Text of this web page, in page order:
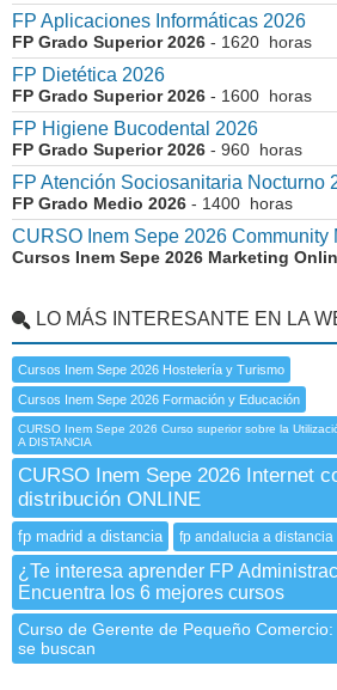
FP Aplicaciones Informáticas 2026
FP Grado Superior 2026 - 1620 horas
FP Dietética 2026
FP Grado Superior 2026 - 1600 horas
FP Higiene Bucodental 2026
FP Grado Superior 2026 - 960 horas
FP Atención Sociosanitaria Nocturno
FP Grado Medio 2026 - 1400 horas
CURSO Inem Sepe 2026 Community
Cursos Inem Sepe 2026 Marketing
LO MÁS INTERESANTE EN LA
Cursos Inem Sepe 2026 Hostelería y Turismo
Cursos Inem Sepe 2026 Formación y Educación
CURSO Inem Sepe 2026 Curso superior sobre la
A DISTANCIA
CURSO Inem Sepe 2026 Internet
distribución ONLINE
fp madrid a distancia fp andalucia a distancia
¿Te interesa aprender FP
Encuentra los 6 mejores cursos
Curso de Gerente de Pequeño
se buscan